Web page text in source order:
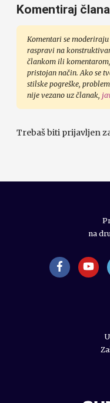
Komentiraj
Komentari se
raspravi na
člankom ili
pristojan način. Ako se
stilske pogreške,
nije vezano uz članak,
Trebaš biti prijavljen
na